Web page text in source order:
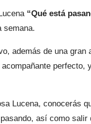
“Qué está
semana.
además de una
Lucena, conocerás
así como salir